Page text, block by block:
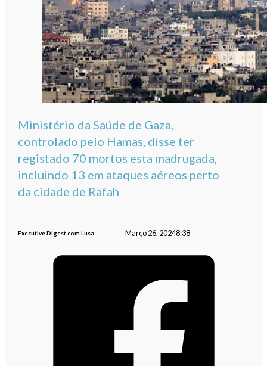
Ministério da Saúde de Gaza,
controlado pelo Hamas, disse ter
registado 70 mortos esta madrugada,
incluindo 13 em ataques aéreos perto
da cidade de Rafah
Executive Digest com Lusa Março 26, 20248:38